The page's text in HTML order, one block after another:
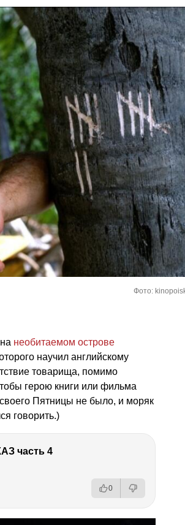
Фото:
на необитаемом острове
научил английскому
товарища, помимо
герою книги или фильма
Пятницы не было, и моряк
говорить.)
часть 4
0